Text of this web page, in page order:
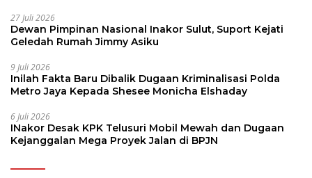
27 Juli 2026
Dewan Pimpinan Nasional Inakor Sulut, Suport Kejati
Geledah Rumah Jimmy Asiku
9 Juli 2026
Inilah Fakta Baru Dibalik Dugaan Kriminalisasi Polda
Metro Jaya Kepada Shesee Monicha Elshaday
6 Juli 2026
INakor Desak KPK Telusuri Mobil Mewah dan Dugaan
Kejanggalan Mega Proyek Jalan di BPJN